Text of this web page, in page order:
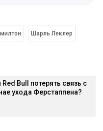
Шарль Леклер
Red Bull потерять связь с
ухода Ферстаппена?